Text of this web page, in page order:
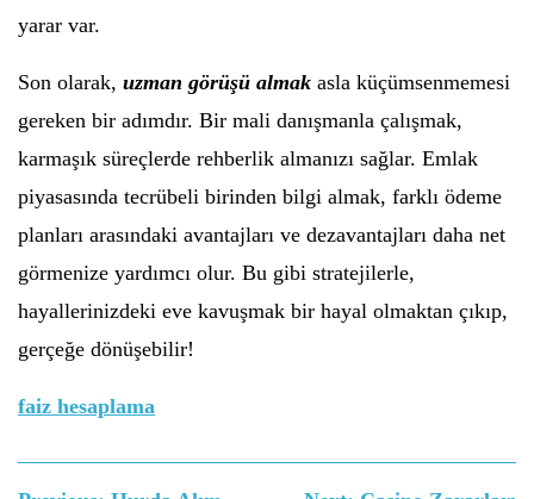
yarar var.
Son olarak, uzman görüşü almak asla küçümsenmemesi
gereken bir adımdır. Bir mali danışmanla çalışmak,
karmaşık süreçlerde rehberlik almanızı sağlar. Emlak
piyasasında tecrübeli birinden bilgi almak, farklı ödeme
planları arasındaki avantajları ve dezavantajları daha net
görmenize yardımcı olur. Bu gibi stratejilerle,
hayallerinizdeki eve kavuşmak bir hayal olmaktan çıkıp,
gerçeğe dönüşebilir!
faiz hesaplama